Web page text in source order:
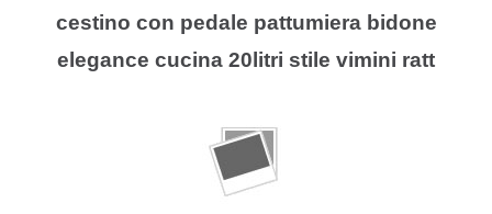
cestino con pedale pattumiera bidone
elegance cucina 20litri stile vimini ratt